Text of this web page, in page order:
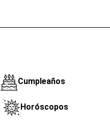
Cumpleaños
Horóscopos